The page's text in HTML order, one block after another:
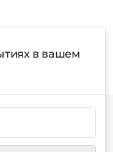
в вашем